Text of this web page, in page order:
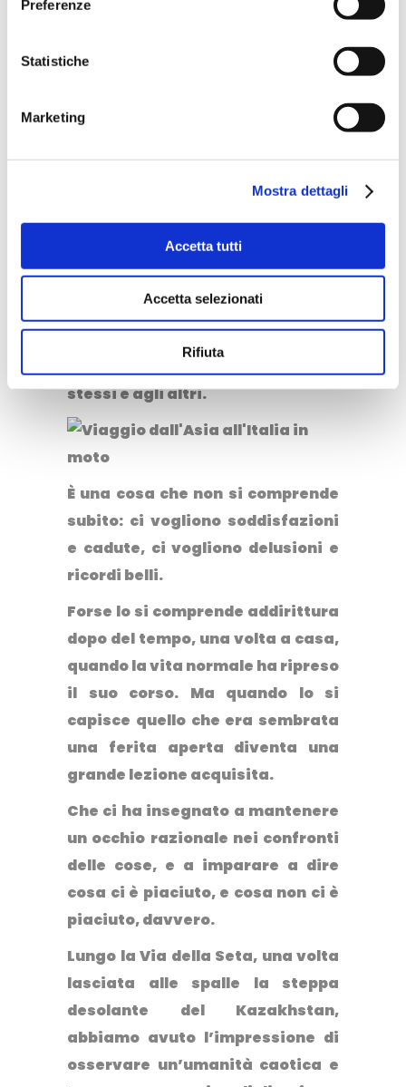
Preferenze
Statistiche
Marketing
Mostra dettagli
Accetta tutti
Accetta selezionati
Rifiuta
Perché per quando si comincia a
questo modo bisogna mettere in
diverso di approcciarsi al
Perché la
e ti spinge a cercare le risposte.
stessi e agli altri.
È una cosa che non si comprende
subito: ci vogliono soddisfazioni
e cadute, ci vogliono delusioni e
ricordi belli.
Forse lo si comprende addirittura
dopo del tempo, una volta a casa,
quando la vita normale ha ripreso
il suo corso. Ma quando lo si
capisce quello che era sembrata
una ferita aperta diventa una
grande lezione acquisita.
Che ci ha insegnato a mantenere
un occhio razionale nei confronti
delle cose, e a imparare a dire
cosa ci è piaciuto, e cosa non ci è
piaciuto, davvero.
Lungo la Via della Seta, una volta
lasciata alle spalle la steppa
desolante del Kazakhstan,
abbiamo avuto l’impressione di
osservare un’umanità caotica e